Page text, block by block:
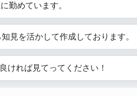
勤めています。
見を活かして作成しております。
ければ見てってください！